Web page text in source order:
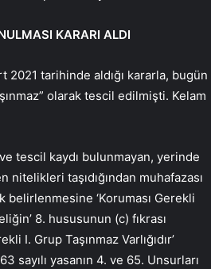
KARARI ALDI
2021 tarihinde aldığı kararla, bugün
olarak tescil edilmişti. Kelam
tescil kaydı bulunmayan, yerinde
taşıdığından muhafazası
‘Koruması Gerekli
8. hususunun (c) fıkrası
I. Grup Taşınmaz Varlığıdır’
yasanın 4. ve 65. Unsurları